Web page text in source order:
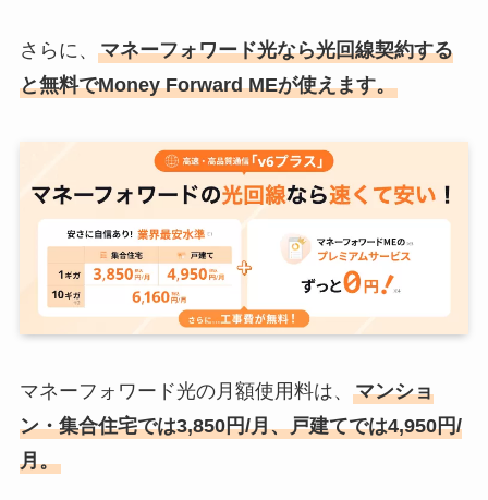
さらに、 マネーフォワード光なら光回線契約する
と無料でMoney Forward MEが使えます。
マネーフォワード光の月額使用料は、 マンショ
ン・集合住宅では3,850円/月、戸建てでは4,950円/
月。